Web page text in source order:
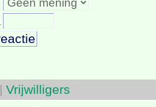
|Vrijwilligers